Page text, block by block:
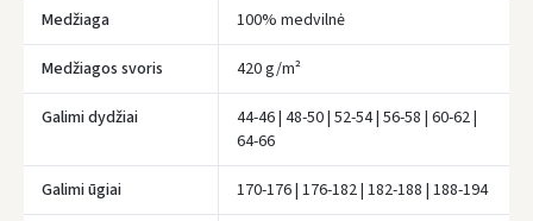
Medžiaga 100% medvilnė
Medžiagos svoris 420 g/m²
Galimi dydžiai
44-46 | 48-50 | 52-54 | 56-58 | 60-62 |
64-66
Galimi ūgiai 170-176 | 176-182 | 182-188 | 188-194
Įvertinimas: